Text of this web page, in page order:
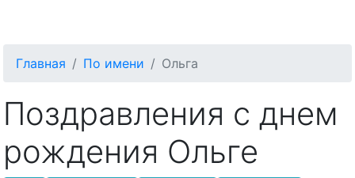
Главная По имени Ольга
Поздравления с днем
рождения Ольге